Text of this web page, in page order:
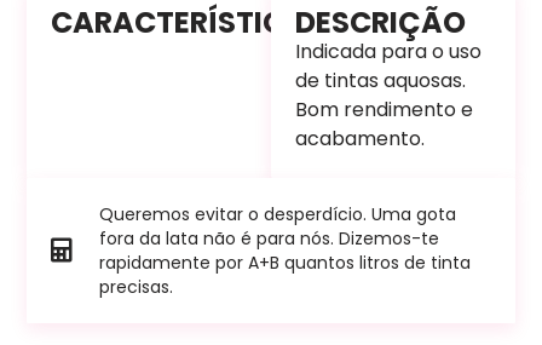
CARACTERÍSTICASDESCRIÇÃO
Indicada para o uso
de tintas aquosas.
Bom rendimento e
acabamento.
Queremos evitar o desperdício. Uma gota
fora da lata não é para nós. Dizemos-te
rapidamente por A+B quantos litros de tinta
precisas.